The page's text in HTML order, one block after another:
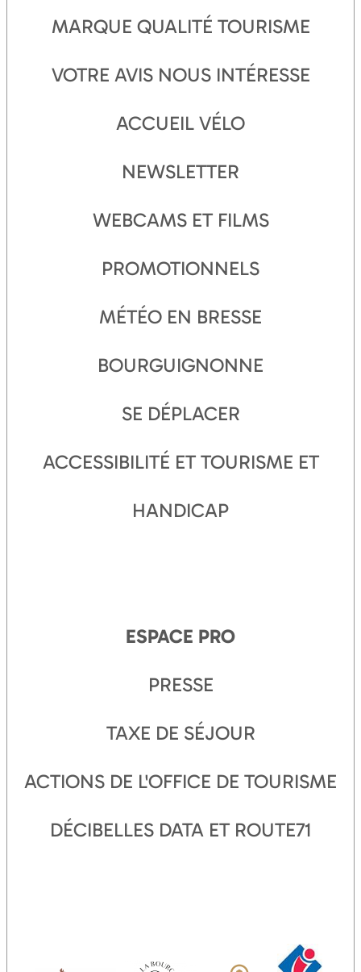
MARQUE QUALITÉ TOURISME
VOTRE AVIS NOUS INTÉRESSE
ACCUEIL VÉLO
NEWSLETTER
WEBCAMS ET FILMS
PROMOTIONNELS
MÉTÉO EN BRESSE
BOURGUIGNONNE
SE DÉPLACER
ACCESSIBILITÉ ET TOURISME ET
HANDICAP
ESPACE PRO
PRESSE
TAXE DE SÉJOUR
ACTIONS DE L'OFFICE DE TOURISME
DÉCIBELLES DATA ET ROUTE71